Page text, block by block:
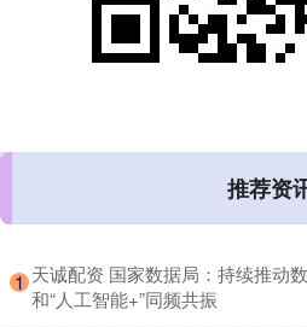
推荐资
1 天诚配资 国家数据局：持续推动
和“人工智能+”同频共振